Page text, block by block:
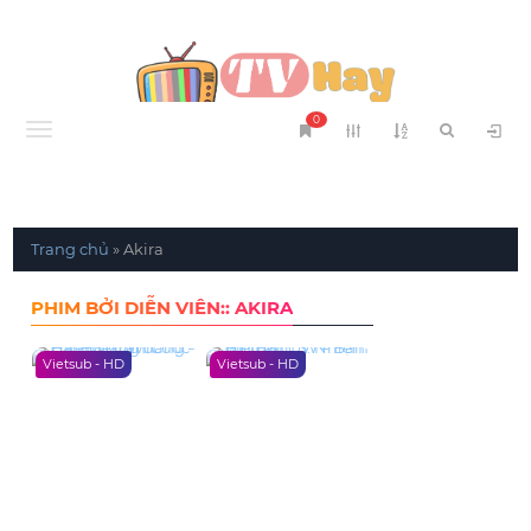
Menu
0
Trang chủ »Akira
PHIM BỞI DIỄN VIÊN:: AKIRA
Vietsub - HD Vietsub - HD